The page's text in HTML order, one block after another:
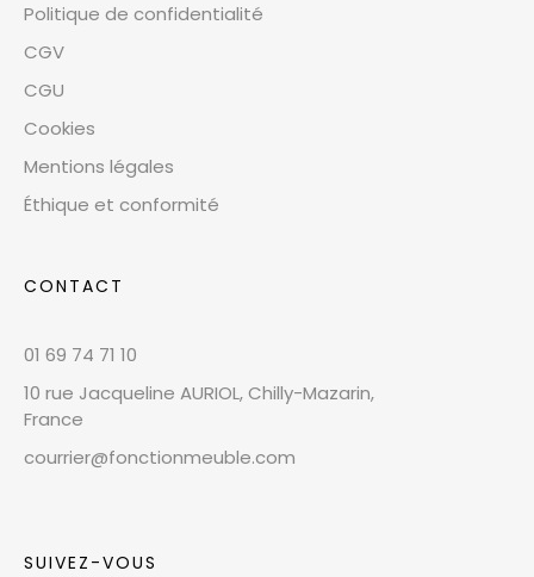
Politique de confidentialité
CGV
CGU
Cookies
Mentions légales
Éthique et conformité
CONTACT
01 69 74 71 10
10 rue Jacqueline AURIOL, Chilly-Mazarin,
France
courrier@fonctionmeuble.com
SUIVEZ-VOUS